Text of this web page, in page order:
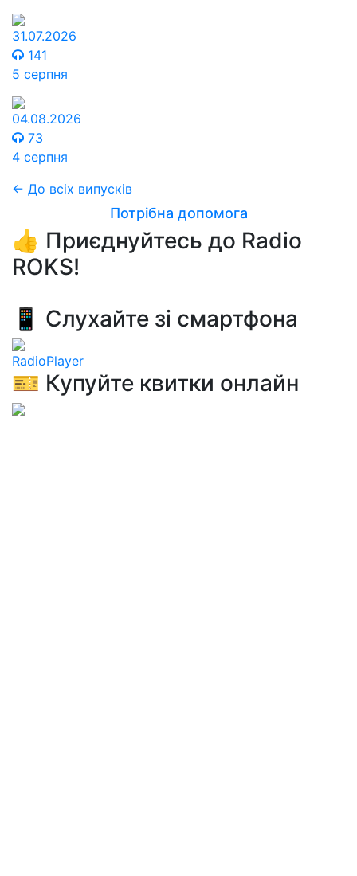
31.07.2026
141
5 серпня
04.08.2026
73
4 серпня
← До всіх випусків
Потрібна допомога
👍 Приєднуйтесь до Radio
ROKS!
📱 Слухайте зі смартфона
RadioPlayer
🎫 Купуйте квитки онлайн